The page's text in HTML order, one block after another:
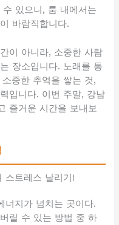
있으니, 룸 내에서는
바람직합니다.
이 아니라, 소중한 사람
장소입니다. 노래를 통
중한 추억을 쌓는 것,
입니다. 이번 주말, 강남
즐거운 시간을 보내보
스트레스 날리기!
너지가 넘치는 곳이다.
릴 수 있는 방법 중 하